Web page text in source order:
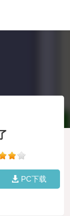
PC下载